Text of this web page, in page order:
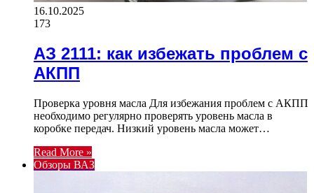
16.10.2025
173
АЗ 2111: как избежать проблем с
АКПП
Проверка уровня масла Для избежания проблем с АКПП
необходимо регулярно проверять уровень масла в
коробке передач. Низкий уровень масла может…
Read More »
Обзоры ВАЗ